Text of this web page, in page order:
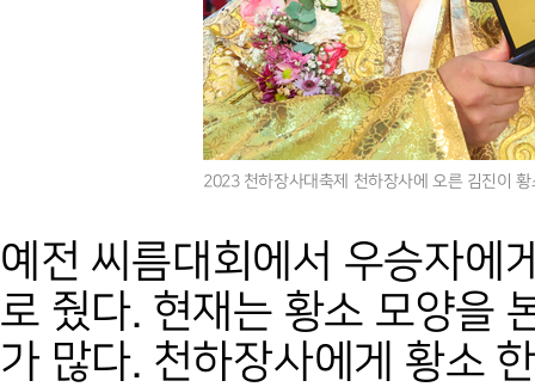
2023 천하장사대축제 천하장사에 오른 김진이
예전 씨름대회에서 우승자에
로 줬다. 현재는 황소 모양을
가 많다. 천하장사에게 황소